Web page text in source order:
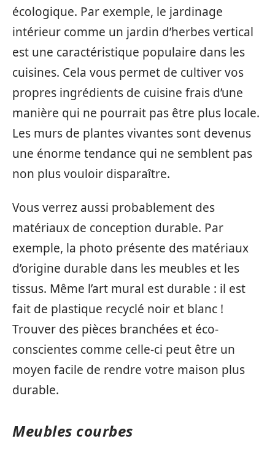
écologique. Par exemple, le jardinage
intérieur comme un jardin d’herbes vertical
est une caractéristique populaire dans les
cuisines. Cela vous permet de cultiver vos
propres ingrédients de cuisine frais d’une
manière qui ne pourrait pas être plus locale.
Les murs de plantes vivantes sont devenus
une énorme tendance qui ne semblent pas
non plus vouloir disparaître.
Vous verrez aussi probablement des
matériaux de conception durable. Par
exemple, la photo présente des matériaux
d’origine durable dans les meubles et les
tissus. Même l’art mural est durable : il est
fait de plastique recyclé noir et blanc !
Trouver des pièces branchées et éco-
conscientes comme celle-ci peut être un
moyen facile de rendre votre maison plus
durable.
Meubles courbes